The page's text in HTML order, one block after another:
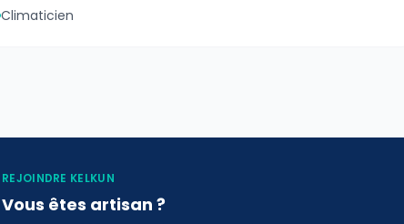
Climaticien
REJOINDRE KELKUN
Vous êtes artisan ?